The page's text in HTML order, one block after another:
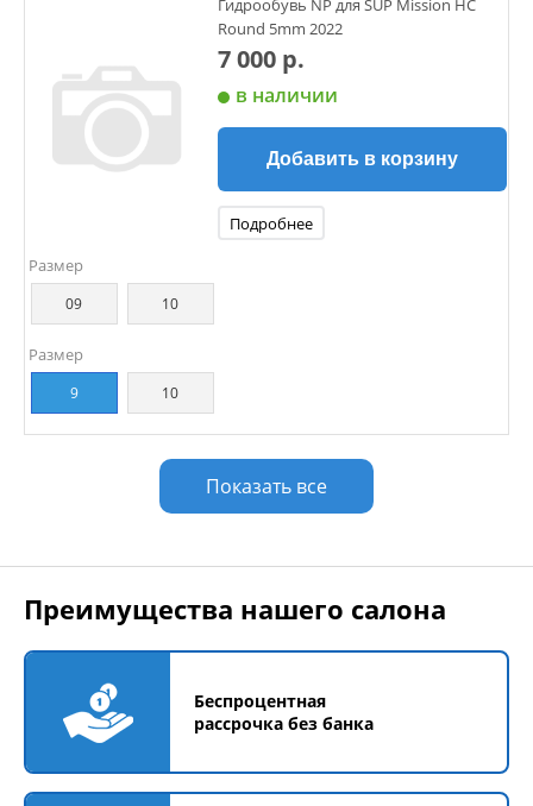
Гидрообувь NP для SUP Mission HС
Round 5mm 2022
7 000 р.
в наличии
Добавить в корзину
Подробнее
Размер
09 10
Размер
9 10
Показать все
Преимущества нашего салона
Беспроцентная
рассрочка без банка